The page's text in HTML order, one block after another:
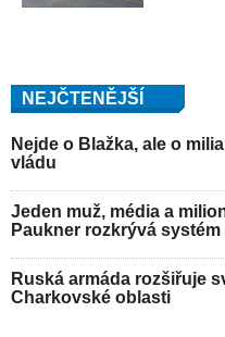
NEJČTENĚJŠÍ
Nejde o Blažka, ale o
vládu
Jeden muž, média a
Paukner rozkrývá systém
Ruská armáda rozšiřuje
Charkovské oblasti